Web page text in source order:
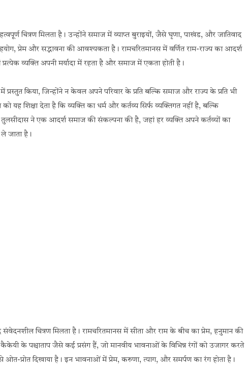
चित्रण मिलता है। उन्होंने समाज में व्याप्त बुराइयों, जैसे घृणा, पाखंड, और जातिवाद
प्रेम और सद्भावना की आवश्यकता है। रामचरितमानस में वर्णित राम-राज्य का आदर्श
व्यक्ति अपनी मर्यादा में रहता है और समाज में एकता होती है।
किया, जिन्होंने न केवल अपने परिवार के प्रति बल्कि समाज और राज्य के प्रति भी
यह शिक्षा देता है कि व्यक्ति का धर्म और कर्तव्य सिर्फ व्यक्तिगत नहीं है, बल्कि
तुलसीदास ने एक आदर्श समाज की संकल्पना की है, जहां हर व्यक्ति अपने कर्तव्यों का
जाता है।
चित्रण मिलता है। रामचरितमानस में सीता और राम के बीच का प्रेम, हनुमान की
के पश्चाताप जैसे कई प्रसंग हैं, जो मानवीय भावनाओं के विभिन्न रंगों को उजागर करते
ओत-प्रोत दिखाया है। इन भावनाओं में प्रेम, करुणा, त्याग, और समर्पण का रंग होता है।